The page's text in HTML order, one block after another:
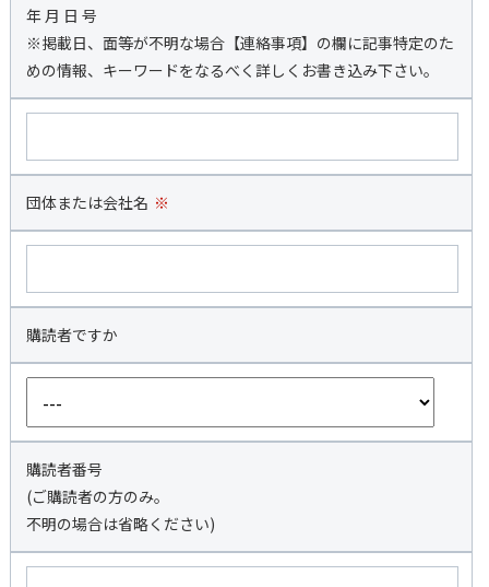
年 月 日 号
※掲載日、面等が不明な場合【連絡事項】の欄に記事特定のた
めの情報、キーワードをなるべく詳しくお書き込み下さい。
団体または会社名 ※
購読者ですか
購読者番号
(ご購読者の方のみ。
不明の場合は省略ください)